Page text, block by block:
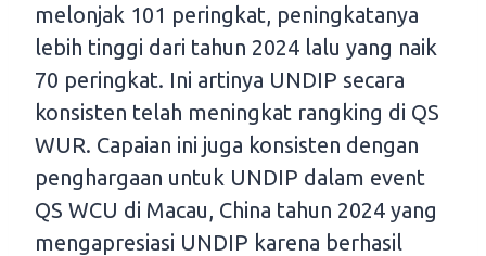
melonjak 101 peringkat, peningkatanya
lebih tinggi dari tahun 2024 lalu yang naik
70 peringkat. Ini artinya UNDIP secara
konsisten telah meningkat rangking di QS
WUR. Capaian ini juga konsisten dengan
penghargaan untuk UNDIP dalam event
QS WCU di Macau, China tahun 2024 yang
mengapresiasi UNDIP karena berhasil